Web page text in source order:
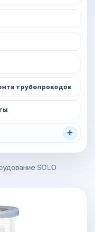
трубопроводов
+
SOLO